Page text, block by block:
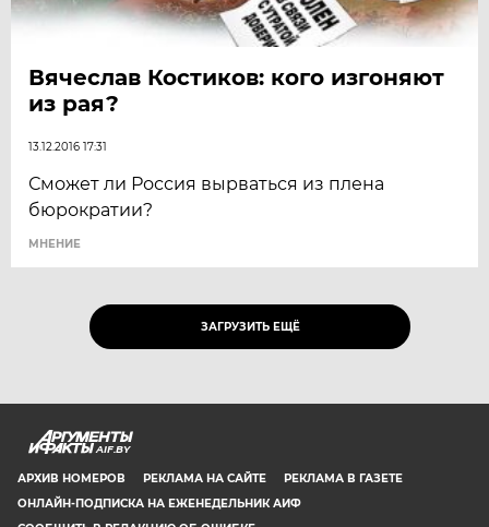
Вячеслав Костиков: кого изгоняют
из рая?
13.12.2016 17:31
Сможет ли Россия вырваться из плена
бюрократии?
МНЕНИЕ
ЗАГРУЗИТЬ ЕЩЁ
AIF.BY
АРХИВ НОМЕРОВ РЕКЛАМА НА САЙТЕ
РЕКЛАМА В ГАЗЕТЕ
ОНЛАЙН-ПОДПИСКА НА ЕЖЕНЕДЕЛЬНИК АИФ